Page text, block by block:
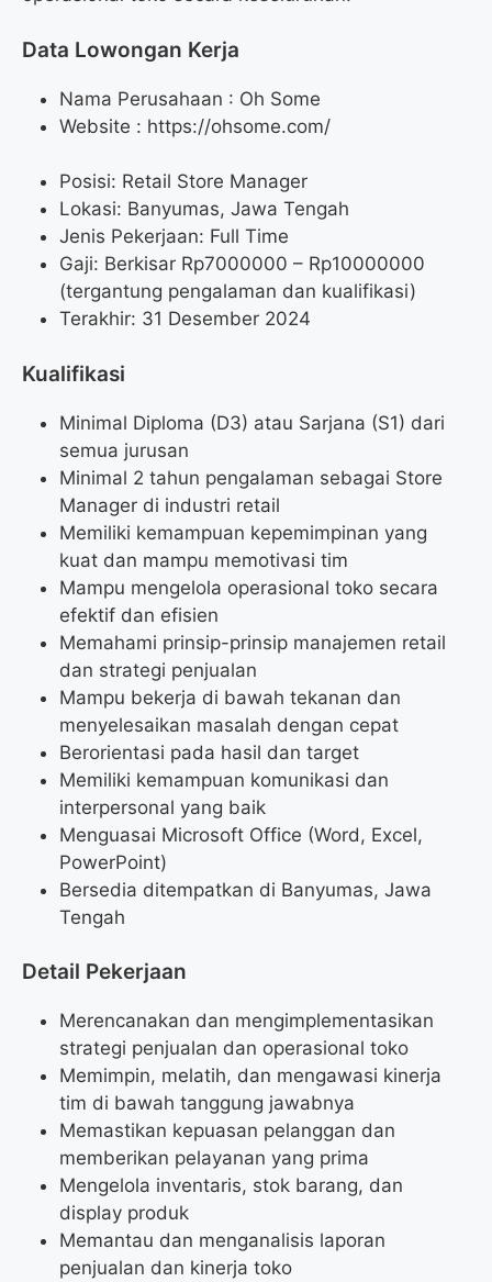
Data Lowongan Kerja
Nama Perusahaan : Oh Some
Website : https://ohsome.com/
Posisi: Retail Store Manager
Lokasi: Banyumas, Jawa Tengah
Jenis Pekerjaan: Full Time
Gaji: Berkisar Rp7000000 – Rp10000000
(tergantung pengalaman dan kualifikasi)
Terakhir: 31 Desember 2024
Kualifikasi
Minimal Diploma (D3) atau Sarjana (S1) dari
semua jurusan
Minimal 2 tahun pengalaman sebagai Store
Manager di industri retail
Memiliki kemampuan kepemimpinan yang
kuat dan mampu memotivasi tim
Mampu mengelola operasional toko secara
efektif dan efisien
Memahami prinsip-prinsip manajemen retail
dan strategi penjualan
Mampu bekerja di bawah tekanan dan
menyelesaikan masalah dengan cepat
Berorientasi pada hasil dan target
Memiliki kemampuan komunikasi dan
interpersonal yang baik
Menguasai Microsoft Office (Word, Excel,
PowerPoint)
Bersedia ditempatkan di Banyumas, Jawa
Tengah
Detail Pekerjaan
Merencanakan dan mengimplementasikan
strategi penjualan dan operasional toko
Memimpin, melatih, dan mengawasi kinerja
tim di bawah tanggung jawabnya
Memastikan kepuasan pelanggan dan
memberikan pelayanan yang prima
Mengelola inventaris, stok barang, dan
display produk
Memantau dan menganalisis laporan
penjualan dan kinerja toko